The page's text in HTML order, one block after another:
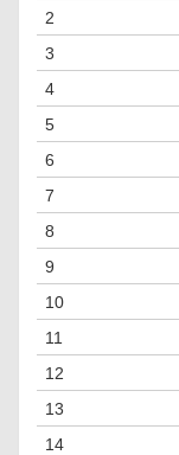
2
3
4
5
6
7
8
9
10
11
12
13
14